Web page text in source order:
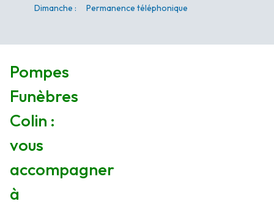
Dimanche : Permanence téléphonique
Pompes
Funèbres
Colin :
vous
accompagner
à